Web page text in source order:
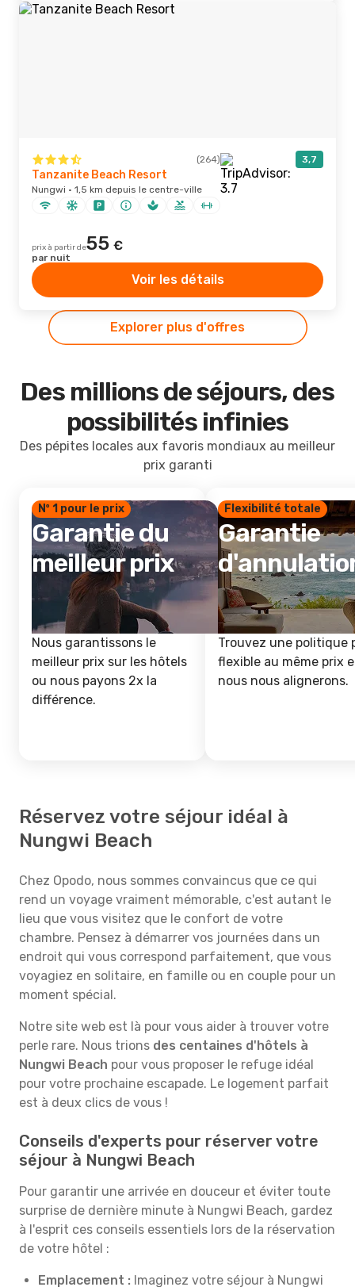
(264) 3,7
Tanzanite Beach Resort
Nungwi · 1,5 km depuis le centre-ville
prix à partir de55 €
par nuit
Voir les détails
Explorer plus d'offres
Des millions de séjours, des
possibilités infinies
Des pépites locales aux favoris mondiaux au meilleur
prix garanti
Nº 1 pour le prix
Garantie du
meilleur prix
Nous garantissons le
meilleur prix sur les hôtels
ou nous payons 2x la
différence.
Flexibilité totale
Garantie
Trouvez une politique
flexible au même prix
nous nous alignerons.
Réservez votre séjour idéal à
Nungwi Beach
Chez Opodo, nous sommes convaincus que ce qui
rend un voyage vraiment mémorable, c'est autant le
lieu que vous visitez que le confort de votre
chambre. Pensez à démarrer vos journées dans un
endroit qui vous correspond parfaitement, que vous
voyagiez en solitaire, en famille ou en couple pour un
moment spécial.
Notre site web est là pour vous aider à trouver votre
perle rare. Nous trions des centaines d'hôtels à
Nungwi Beach pour vous proposer le refuge idéal
pour votre prochaine escapade. Le logement parfait
est à deux clics de vous !
Conseils d'experts pour réserver votre
séjour à Nungwi Beach
Pour garantir une arrivée en douceur et éviter toute
surprise de dernière minute à Nungwi Beach, gardez
à l'esprit ces conseils essentiels lors de la réservation
de votre hôtel :
Emplacement : Imaginez votre séjour à Nungwi